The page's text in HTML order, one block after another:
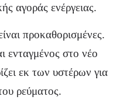
αγοράς ενέργειας.
προκαθορισμένες.
ενταγμένος στο νέο
εκ των υστέρων για
ρεύματος.